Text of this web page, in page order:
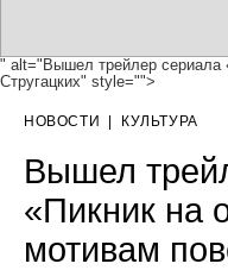
" alt="Вышел трейлер сериала
Стругацких" style="">
НОВОСТИ | КУЛЬТУРА
Вышел
«Пикник на
мотивам